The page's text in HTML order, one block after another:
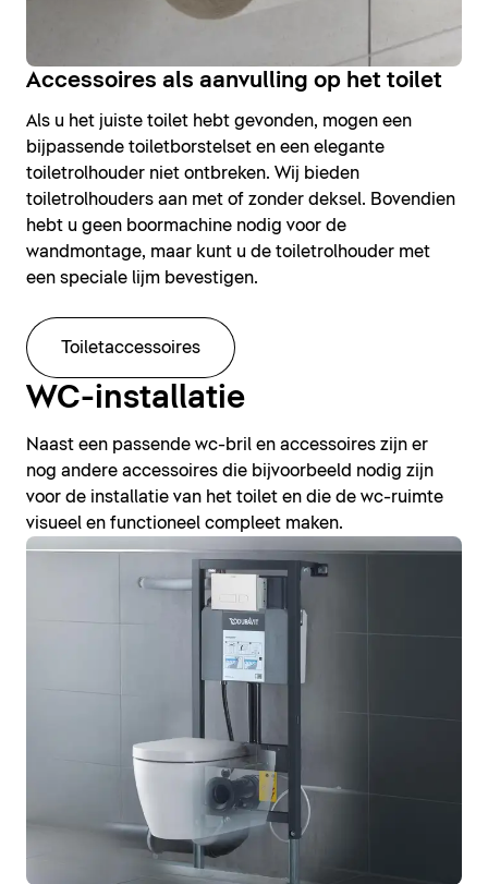
Accessoires als aanvulling op het toilet
Als u het juiste toilet hebt gevonden, mogen een
bijpassende toiletborstelset en een elegante
toiletrolhouder niet ontbreken. Wij bieden
toiletrolhouders aan met of zonder deksel. Bovendien
hebt u geen boormachine nodig voor de
wandmontage, maar kunt u de toiletrolhouder met
een speciale lijm bevestigen.
Toiletaccessoires
WC-installatie
Naast een passende wc-bril en accessoires zijn er
nog andere accessoires die bijvoorbeeld nodig zijn
voor de installatie van het toilet en die de wc-ruimte
visueel en functioneel compleet maken.